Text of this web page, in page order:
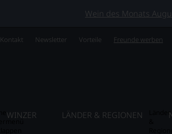
Wein des Monats
Kontakt Newsletter Vorteile Freunde werben
WINZER LÄNDER & REGIONEN
Länder